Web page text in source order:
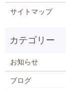
サイトマップ
お知らせ
ブログ